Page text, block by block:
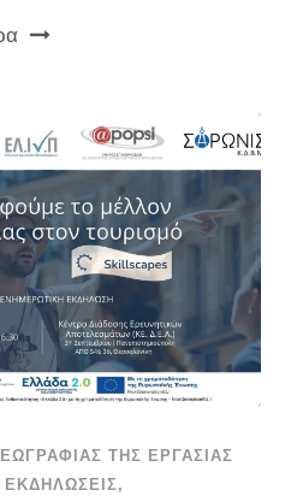
ΤΗΣ ΕΡΓΑΣΊΑΣ
,